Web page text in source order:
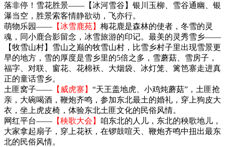
落非停！雪花胜景——【冰河雪谷】银川玉柳、雪谷通幽、银
瀑当空，胜景索客情静欲动，飞亦行。
萌物乐园—— 【冰雪鹿苑】 梅花鹿是森林的使者，冬雪的灵
魂，同小鹿合影留念，冰雪旅游的印记。最美的灵秀雪乡——
【牧雪山村】雪山之巅的牧雪山村，比雪乡村子里出现雪景更
早的地方，雪的厚度是雪乡里的5倍之多，雪蘑菇、雪房子，
福字、对联、窗花、花棉袄、大烟袋、冰灯笼、篱笆寨走进真
正的童话雪乡。
土匪窝子—— 【威虎寨】 “天王盖地虎、小鸡炖蘑菇”，土匪抢
亲，大碗喝酒，鞭炮齐鸣，参加东北最土的婚礼，穿上狗皮大
衣，坐上虎皮椅，体验东北土匪文化的民俗风情。
网红平台—— 【秧歌大会】 咱东北的人儿，东北的秧歌地儿，
大家拿起扇子，穿上花袄，在锣鼓喧天、鞭炮齐鸣中扭出最东
北的民俗风情。